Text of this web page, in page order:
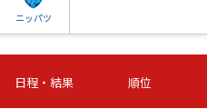
ニッパツ
(土) 15:00
ツ
第16節 09/05 (土) 15:00
石人の星
次節
日程・結果 順位